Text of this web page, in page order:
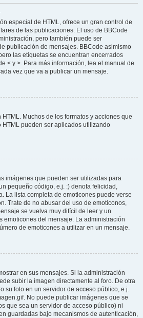
especial de HTML, ofrece un gran control de
de las publicaciones. El uso de BBCode
pero también puede ser
publicación de mensajes. BBCode asimismo
las etiquetas se encuentran encerrados
< y >. Para más información, lea el manual de
vez que va a publicar un mensaje.
Muchos de los formatos y acciones que
pueden ser aplicados utilizando
imágenes que pueden ser utilizadas para
pequeño código, e.j. :) denota felicidad,
La lista completa de emoticones puede verse
Trate de no abusar del uso de emoticonos,
se vuelva muy difícil de leer y un
emoticones del mensaje. La administración
de emoticones a utilizar en un mensaje.
en sus mensajes. Si la administración
subir la imagen directamente al foro. De otra
su foto en un servidor de acceso público, e.j.
No puede publicar imágenes que se
que sea un servidor de acceso público) ni
guardadas bajo mecanismos de autenticación,